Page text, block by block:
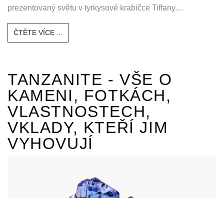
prezentovaný světu v tyrkysové krabičce Tiffany....
ČTĚTE VÍCE ...
TANZANITE - VŠE O
KAMENI, FOTKÁCH,
VLASTNOSTECH,
VKLADY, KTEŘÍ JIM
VYHOVUJÍ